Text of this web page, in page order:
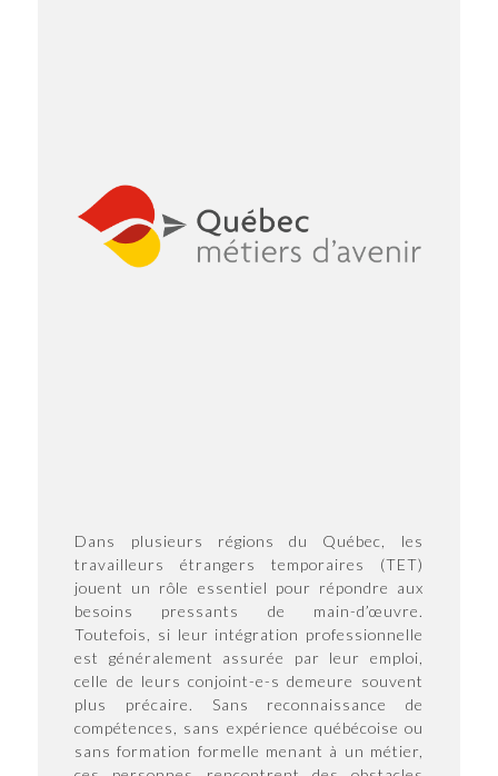
Dans plusieurs régions du Québec, les
travailleurs étrangers temporaires (TET)
jouent un rôle essentiel pour répondre aux
besoins pressants de main-d’œuvre.
Toutefois, si leur intégration professionnelle
est généralement assurée par leur emploi,
celle de leurs conjoint-e-s demeure souvent
plus précaire. Sans reconnaissance de
compétences, sans expérience québécoise ou
sans formation formelle menant à un métier,